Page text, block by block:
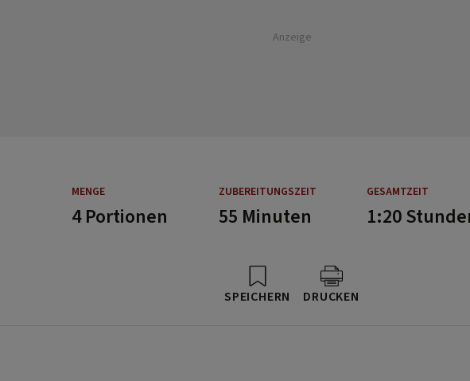
Anzeige
MENGE ZUBEREITUNGSZEIT GESAMTZEIT
4 Portionen 55 Minuten 1:20
SPEICHERN DRUCKEN